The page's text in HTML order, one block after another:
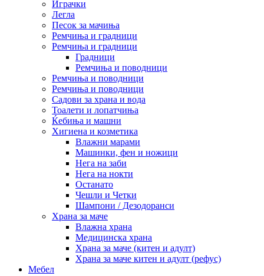
Играчки
Легла
Песок за мачиња
Ремчиња и градници
Ремчиња и градници
Градници
Ремчиња и поводници
Ремчиња и поводници
Ремчиња и поводници
Садови за храна и вода
Тоалети и лопатчиња
Ќебиња и машни
Хигиена и козметика
Влажни марами
Машинки, фен и ножици
Нега на заби
Нега на нокти
Останато
Чешли и Четки
Шампони / Дезодоранси
Храна за маче
Влажна храна
Медицинска храна
Храна за маче (китен и адулт)
Храна за маче китен и адулт (рефус)
Мебел